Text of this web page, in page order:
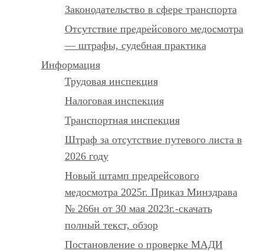
Законодательство в сфере транспорта
Отсутствие предрейсового медосмотра
— штрафы, судебная практика
Информация
Трудовая инспекция
Налоговая инспекция
Транспортная инспекция
Штраф за отсутствие путевого листа в
2026 году
Новый штамп предрейсового
медосмотра 2025г. Приказ Минздрава
№ 266н от 30 мая 2023г.-скачать
полный текст, обзор
Постановление о проверке МАДИ